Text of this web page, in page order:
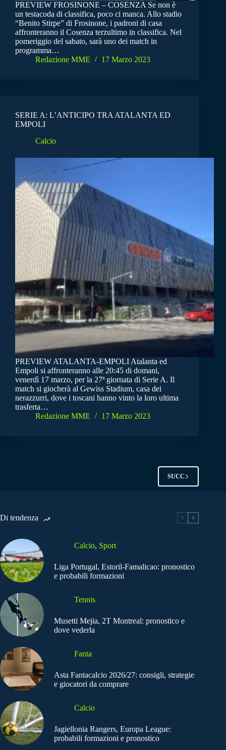
PREVIEW FROSINONE – COSENZA Se non è
un testacoda di classifica, poco ci manca. Allo stadio
“Benito Stirpe” di Frosinone, i padroni di casa
affronteranno il Cosenza terzultimo in classifica. Nel
pomeriggio del sabato, sarà uno dei match in
programma…
Redazione MME
17 Marzo 2023
SERIE A: L’ANTICIPO TRA ATALANTA ED
EMPOLI
Calcio
PREVIEW ATALANTA-EMPOLI Atalanta ed
Empoli si affronteranno alle 20:45 di domani,
venerdì 17 marzo, per la 27ª giornata di Serie A. Il
match si giocherà al Gewiss Stadium, casa dei
nerazzurri, dove i toscani hanno vinto la loro ultima
trasferta…
Redazione MME
17 Marzo 2023
SUCC
Di tendenza
Calcio, Sport
Liga Portugal, Estoril-Famalicao: pronostico
e probabili formazioni
Tennis
Musetti Mejia, 2T Montreal: pronostico e
dove vederla
Fanta
Asta Fantacalcio 2026/27: consigli, strategie
e giocatori da comprare
Calcio
Jagiellonia Rangers, Europa League:
probabili formazioni e pronostico